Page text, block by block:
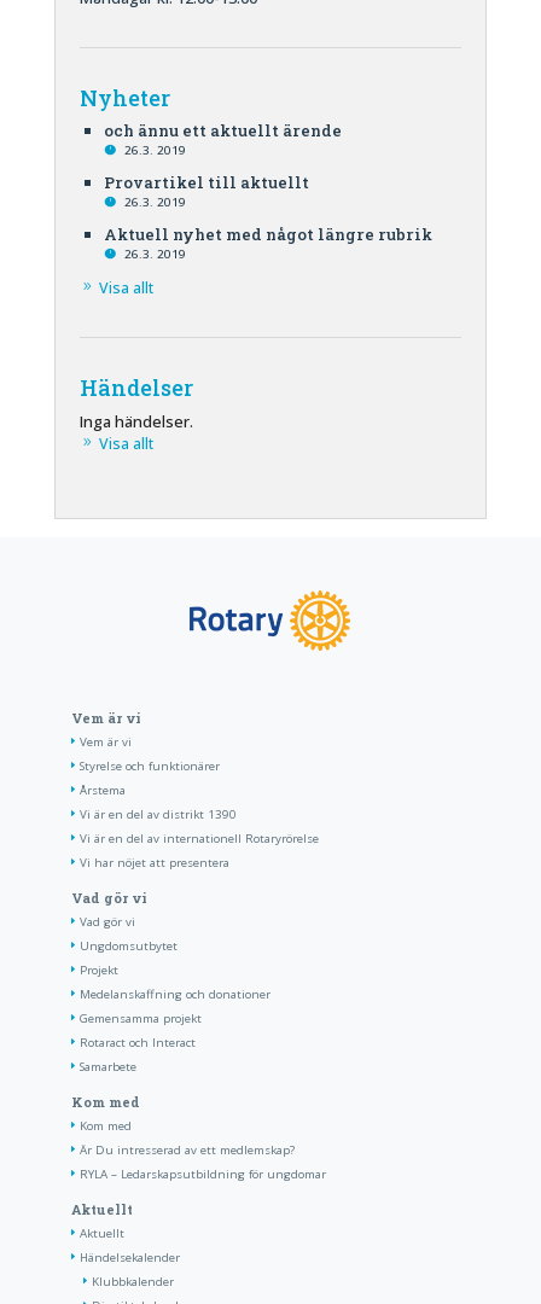
Nyheter
och ännu ett aktuellt ärende
26.3. 2019
Provartikel till aktuellt
26.3. 2019
Aktuell nyhet med något längre rubrik
26.3. 2019
Visa allt
Händelser
Inga händelser.
Visa allt
Vem är vi
Vem är vi
Styrelse och funktionärer
Årstema
Vi är en del av distrikt 1390
Vi är en del av internationell Rotaryrörelse
Vi har nöjet att presentera
Vad gör vi
Vad gör vi
Ungdomsutbytet
Projekt
Medelanskaffning och donationer
Gemensamma projekt
Rotaract och Interact
Samarbete
Kom med
Kom med
Är Du intresserad av ett medlemskap?
RYLA – Ledarskapsutbildning för ungdomar
Aktuellt
Aktuellt
Händelsekalender
Klubbkalender